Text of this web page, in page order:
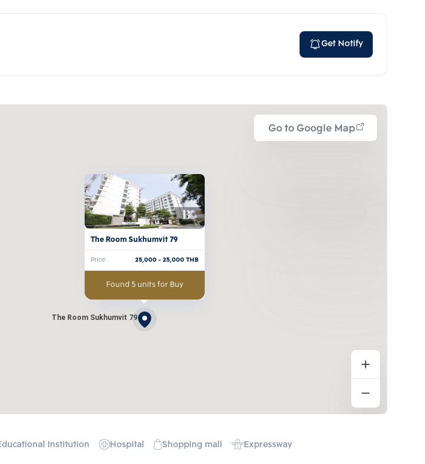
Get Notify
Go to Google Map
The Room Sukhumvit 79
The Room Sukhumvit 79
Price 25,000- 25,000THB
Found 5 units for Buy
Institution Hospital Shopping mall Expressway